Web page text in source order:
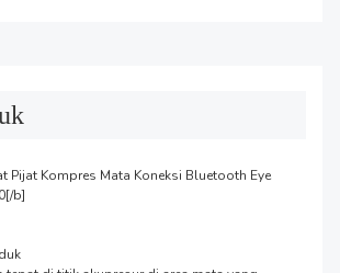
Pijat Kompres Mata Koneksi Bluetooth Eye
b]